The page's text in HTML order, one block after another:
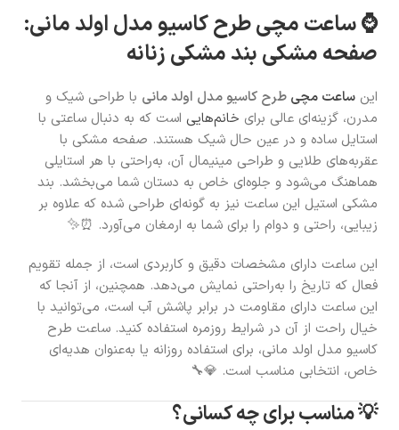
⌚ ساعت مچی طرح کاسیو مدل اولد مانی:
صفحه مشکی بند مشکی زنانه
این ساعت مچی طرح کاسیو مدل اولد مانی با طراحی شیک و
مدرن، گزینه‌ای عالی برای خانم‌هایی است که به دنبال ساعتی با
استایل ساده و در عین حال شیک هستند. صفحه مشکی با
عقربه‌های طلایی و طراحی مینیمال آن، به‌راحتی با هر استایلی
هماهنگ می‌شود و جلوه‌ای خاص به دستان شما می‌بخشد. بند
مشکی استیل این ساعت نیز به گونه‌ای طراحی شده که علاوه بر
زیبایی، راحتی و دوام را برای شما به ارمغان می‌آورد. ⏰✨
این ساعت دارای مشخصات دقیق و کاربردی است، از جمله تقویم
فعال که تاریخ را به‌راحتی نمایش می‌دهد. همچنین، از آنجا که
این ساعت دارای مقاومت در برابر پاشش آب است، می‌توانید با
خیال راحت از آن در شرایط روزمره استفاده کنید. ساعت طرح
کاسیو مدل اولد مانی، برای استفاده روزانه یا به‌عنوان هدیه‌ای
خاص، انتخابی مناسب است. 💎🔧
💡 مناسب برای چه کسانی؟